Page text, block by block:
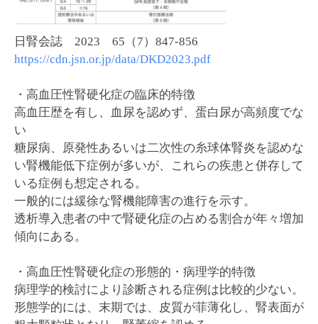
日腎会誌 2023 65（7）847-856
https://cdn.jsn.or.jp/data/DKD2023.pdf
・高血圧性腎硬化症の臨床的特徴
高血圧歴を有し、血尿を認めず、蛋白尿が高頻度でな
い
糖尿病、原発性あるいは二次性の糸球体腎炎を認めな
い腎機能低下症例が多いが、これらの疾患と併存して
いる症例も想定される。
一般的には緩徐な腎機能障害の進行を示す。
透析導入患者の中で腎硬化症の占める割合が年々増加
傾向にある。
・高血圧性腎硬化症の形態的・病理学的特徴
病理学的検討により診断される症例は比較的少ない。
形態学的には、末期では、皮質が菲薄化し、腎表面が